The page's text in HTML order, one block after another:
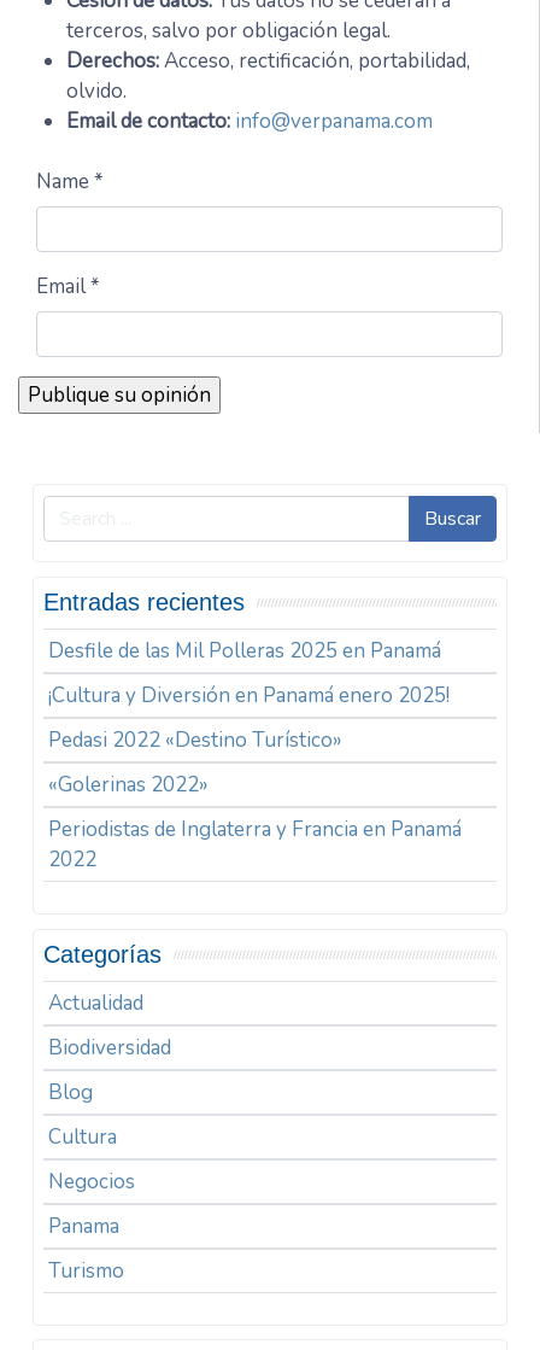
terceros, salvo por obligación legal.
Derechos:Acceso, rectificación, portabilidad,
olvido.
Email de contacto: info@verpanama.com
Name *
Email *
Buscar
Entradas recientes
Desfile de las Mil Polleras 2025 en Panamá
¡Cultura y Diversión en Panamá enero 2025!
Pedasi 2022 «Destino Turístico»
«Golerinas 2022»
Periodistas de Inglaterra y Francia en Panamá
2022
Categorías
Actualidad
Biodiversidad
Blog
Cultura
Negocios
Panama
Turismo